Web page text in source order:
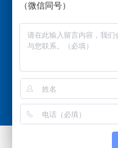
地址：上海市嘉定
电话：400-822-1558
上海远梓
（微信同号）